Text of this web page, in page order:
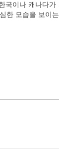
국이나 캐나다
한 모습을 보이